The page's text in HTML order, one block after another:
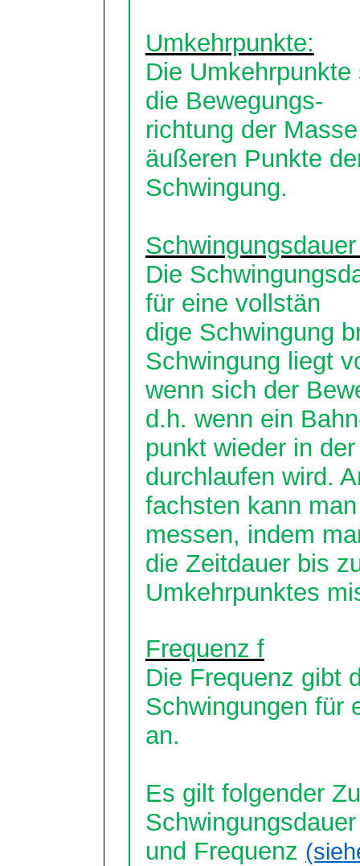
Umkehrpunkte:
Die
die Bewegungs-
richtung der
äußeren Punkte
Schwingung.
Die
für eine vollstän
dige Schwingung
Schwingung liegt
wenn sich der
d.h. wenn ein
punkt wieder in
durchlaufen wird.
fachsten kann
messen, indem
die Zeitdauer bis
Umkehrpunktes
Frequenz f
Die Frequenz gibt
Schwingungen für
an.
Es gilt folgender
Schwingungsdauer
und Frequenz